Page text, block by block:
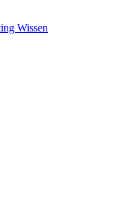
Wissen